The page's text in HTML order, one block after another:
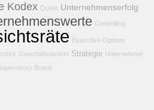
Kodex Quote Unternehmenserfolg
Controlling
Executive Options
Geschäftsbericht Strategie
Unternehmer
Board